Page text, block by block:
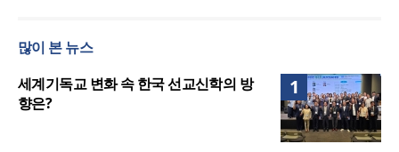
느헤미야 연합기도회, ‘왕의 기도’로 나라·한국교회·다
세기총 “자유를 지키며 하나 된 희망의 미래를 향하
여”
많이 본 뉴스
1
세계기독교 변화 속 한국 선교신학의 방
향은?